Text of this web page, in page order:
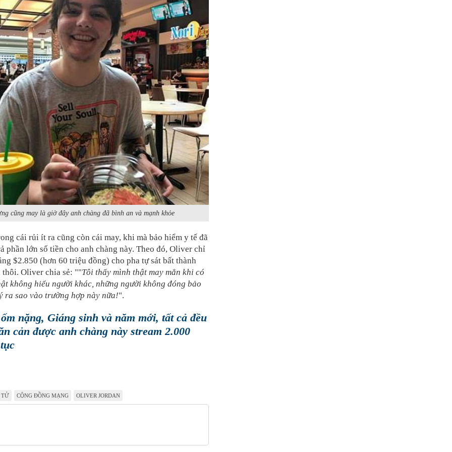
cũng may là giờ đây anh chàng đã bình an và mạnh khỏe
cái rủi ít ra cũng còn cái may, khi mà bảo hiểm y tế đã
phần lớn số tiền cho anh chàng này. Theo đó, Oliver chỉ
$2.850 (hơn 60 triệu đồng) cho pha tự sát bất thành
thôi. Oliver chia sẻ: ""Tôi thấy mình thật may mắn khi có
không hiểu người khác, những người không đóng bảo
ra sao vào trường hợp này nữa!".
nặng, Giáng sinh và năm mới, tất cả đều
cản được anh chàng này stream 2.000
TỬ CỘNG ĐỒNG MẠNG OLIVER JORDAN